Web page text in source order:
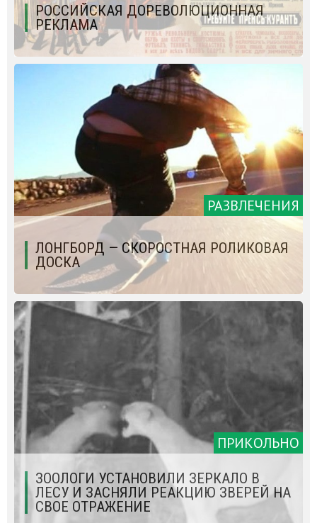
РОССИЙСКАЯ ДОРЕВОЛЮЦИОННАЯ
РЕКЛАМА
РАЗВЛЕЧЕНИЯ
ЛОНГБОРД — СКОРОСТНАЯ РОЛИКОВАЯ
ДОСКА
ПРИКОЛЬНО
ЗООЛОГИ УСТАНОВИЛИ ЗЕРКАЛО В
ЛЕСУ И ЗАСНЯЛИ РЕАКЦИЮ ЗВЕРЕЙ НА
СВОЕ ОТРАЖЕНИЕ